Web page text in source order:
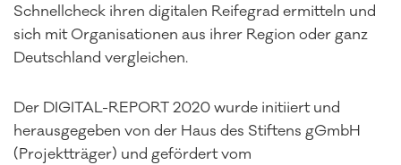
Schnellcheck ihren digitalen Reifegrad ermitteln und
sich mit Organisationen aus ihrer Region oder ganz
Deutschland vergleichen.
Der DIGITAL-REPORT 2020 wurde initiiert und
herausgegeben von der Haus des Stiftens gGmbH
(Projektträger) und gefördert vom